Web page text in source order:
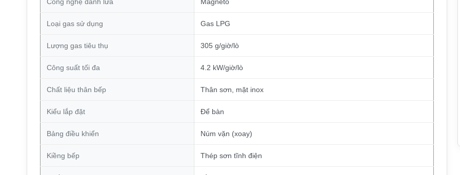
Công nghệ đánh lửa Magneto
Loại gas sử dụng Gas LPG
Lượng gas tiêu thụ 305 g/giờ/lò
Công suất tối đa 4.2 kW/giờ/lò
Chất liệu thân bếp Thân sơn, mặt inox
Kiểu lắp đặt Để bàn
Bảng điều khiển Núm vặn (xoay)
Kiềng bếp Thép sơn tĩnh điện